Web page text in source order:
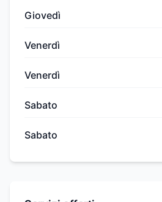
Giovedì
Venerdì
Venerdì
Sabato
Sabato